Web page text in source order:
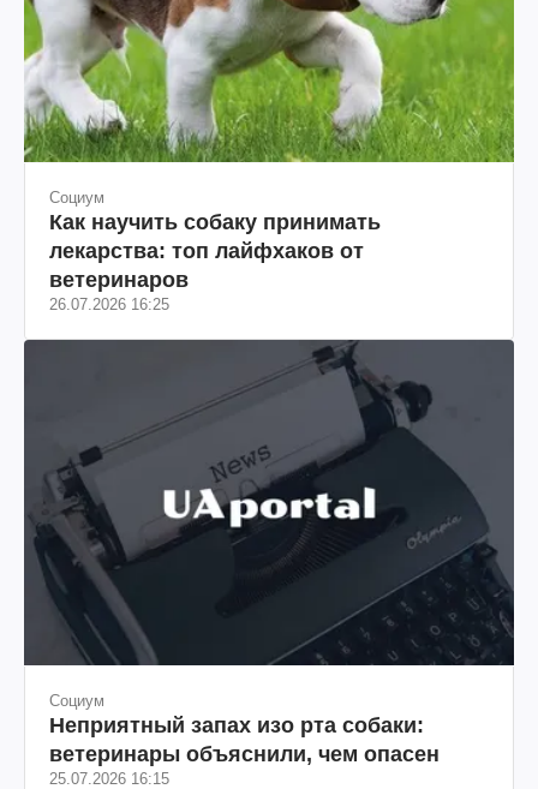
Социум
Как научить собаку принимать
лекарства: топ лайфхаков от
ветеринаров
26.07.2026 16:25
Социум
Неприятный запах изо рта собаки:
ветеринары объяснили, чем опасен
25.07.2026 16:15